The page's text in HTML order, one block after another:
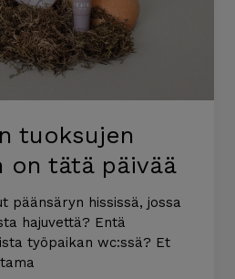
tuoksujen
on tätä päivää
päänsäryn hississä, jossa
hajuvettä? Entä
työpaikan wc:ssä? Et